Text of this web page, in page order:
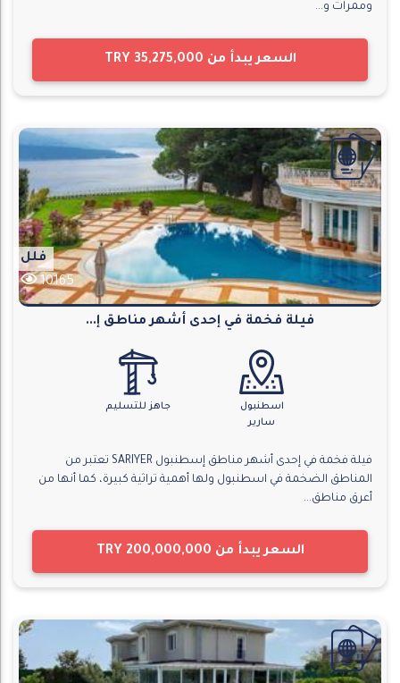
وممرات و...
السعر يبدأ من TRY 35,275,000
فلل
10165
فيلة فخمة في إحدى أشهر مناطق إ...
اسطنبول
سارير
جاهز للتسليم
فيلة فخمة في إحدى أشهر مناطق إسطنبول SARIYER تعتبر من
المناطق الضخمة في اسطنبول ولها أهمية تراثية كبيرة، كما أنها من
أعرق مناطق...
السعر يبدأ من TRY 200,000,000